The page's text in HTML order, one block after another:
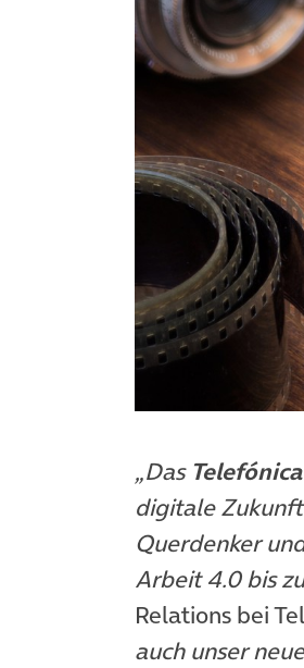
„Das
digitale
Querdenker
Arbeit 4.0 bis
Relations bei
auch unser